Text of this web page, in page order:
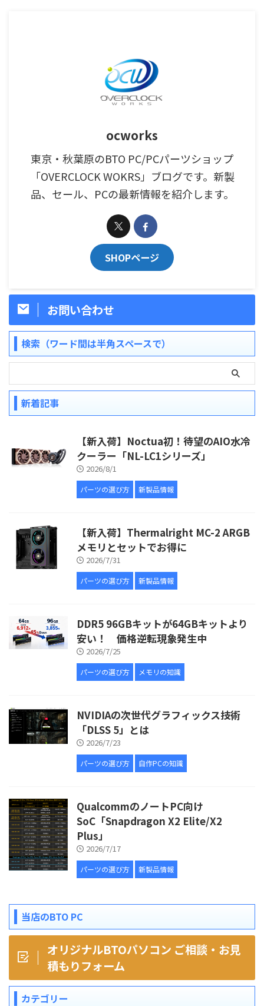
ocworks
東京・秋葉原のBTO PC/PCパーツショップ
「OVERCLOCK WOKRS」ブログです。新製
品、セール、PCの最新情報を紹介します。
SHOPページ
お問い合わせ
検索（ワード間は半角スペースで）
新着記事
【新入荷】Noctua初！待望のAIO水冷
クーラー「NL-LC1シリーズ」
2026/8/1
パーツの選び方 新製品情報
【新入荷】Thermalright MC-2 ARGB
メモリとセットでお得に
2026/7/31
パーツの選び方 新製品情報
DDR5 96GBキットが64GBキットより
安い！ 価格逆転現象発生中
2026/7/25
パーツの選び方 メモリの知識
NVIDIAの次世代グラフィックス技術
「DLSS 5」とは
2026/7/23
パーツの選び方 自作PCの知識
QualcommのノートPC向け
SoC「Snapdragon X2 Elite/X2
Plus」
2026/7/17
パーツの選び方 新製品情報
当店のBTO PC
オリジナルBTOパソコン ご相談・お見
積もりフォーム
カテゴリー